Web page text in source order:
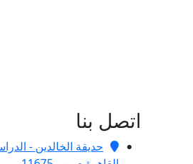
اتصل بنا
حديقة الخالدين -